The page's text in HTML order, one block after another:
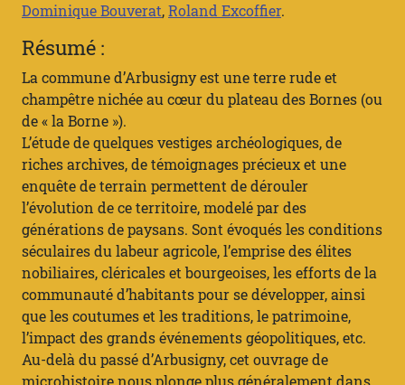
Dominique Bouverat,Roland Excoffier.
Résumé :
La commune d’Arbusigny est une terre rude et
champêtre nichée au cœur du plateau des Bornes (ou
de « la Borne »).
L’étude de quelques vestiges archéologiques, de
riches archives, de témoignages précieux et une
enquête de terrain permettent de dérouler
l’évolution de ce territoire, modelé par des
générations de paysans. Sont évoqués les conditions
séculaires du labeur agricole, l’emprise des élites
nobiliaires, cléricales et bourgeoises, les efforts de la
communauté d’habitants pour se développer, ainsi
que les coutumes et les traditions, le patrimoine,
l’impact des grands événements géopolitiques, etc.
Au-delà du passé d’Arbusigny, cet ouvrage de
microhistoire nous plonge plus généralement dans